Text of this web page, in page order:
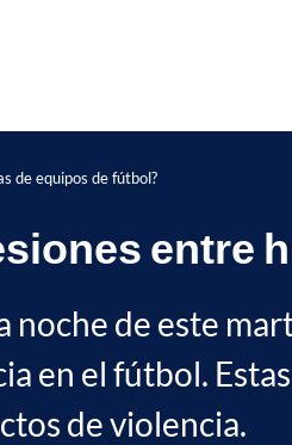
de equipos de fútbol?
entre
noche de este
en el fútbol.
de violencia.